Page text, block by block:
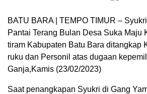
BATU BARA | TEMPO TIMUR –
Pantai Terang Bulan Desa Suka Maju
tiram Kabupaten Batu Bara ditangkap
ruku dan Personil atas dugaan
Ganja,Kamis (23/02/2023)
Saat penangkapan Syukri di Gang